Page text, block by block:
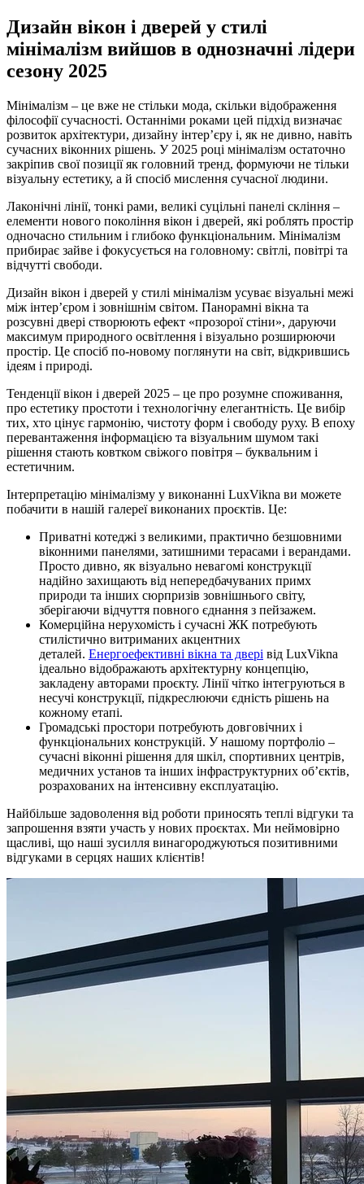
Дизайн вікон і дверей у стилі
мінімалізм вийшов в однозначні лідери
сезону 2025
Мінімалізм – це вже не стільки мода, скільки відображення
філософії сучасності. Останніми роками цей підхід визначає
розвиток архітектури, дизайну інтер’єру і, як не дивно, навіть
сучасних віконних рішень. У 2025 році мінімалізм остаточно
закріпив свої позиції як головний тренд, формуючи не тільки
візуальну естетику, а й спосіб мислення сучасної людини.
Лаконічні лінії, тонкі рами, великі суцільні панелі скління –
елементи нового покоління вікон і дверей, які роблять простір
одночасно стильним і глибоко функціональним. Мінімалізм
прибирає зайве і фокусується на головному: світлі, повітрі та
відчутті свободи.
Дизайн вікон і дверей у стилі мінімалізм усуває візуальні межі
між інтер’єром і зовнішнім світом. Панорамні вікна та
розсувні двері створюють ефект «прозорої стіни», даруючи
максимум природного освітлення і візуально розширюючи
простір. Це спосіб по-новому поглянути на світ, відкрившись
ідеям і природі.
Тенденції вікон і дверей 2025 – це про розумне споживання,
про естетику простоти і технологічну елегантність. Це вибір
тих, хто цінує гармонію, чистоту форм і свободу руху. В епоху
перевантаження інформацією та візуальним шумом такі
рішення стають ковтком свіжого повітря – буквальним і
естетичним.
Інтерпретацію мінімалізму у виконанні LuxVikna ви можете
побачити в нашій галереї виконаних проєктів. Це:
Приватні котеджі з великими, практично безшовними
віконними панелями, затишними терасами і верандами.
Просто дивно, як візуально невагомі конструкції
надійно захищають від непередбачуваних примх
природи та інших сюрпризів зовнішнього світу,
зберігаючи відчуття повного єднання з пейзажем.
Комерційна нерухомість і сучасні ЖК потребують
стилістично витриманих акцентних
деталей. Енергоефективні вікна та двері від LuxVikna
ідеально відображають архітектурну концепцію,
закладену авторами проєкту. Лінії чітко інтегруються в
несучі конструкції, підкреслюючи єдність рішень на
кожному етапі.
Громадські простори потребують довговічних і
функціональних конструкцій. У нашому портфоліо –
сучасні віконні рішення для шкіл, спортивних центрів,
медичних установ та інших інфраструктурних об’єктів,
розрахованих на інтенсивну експлуатацію.
Найбільше задоволення від роботи приносять теплі відгуки та
запрошення взяти участь у нових проєктах. Ми неймовірно
щасливі, що наші зусилля винагороджуються позитивними
відгуками в серцях наших клієнтів!